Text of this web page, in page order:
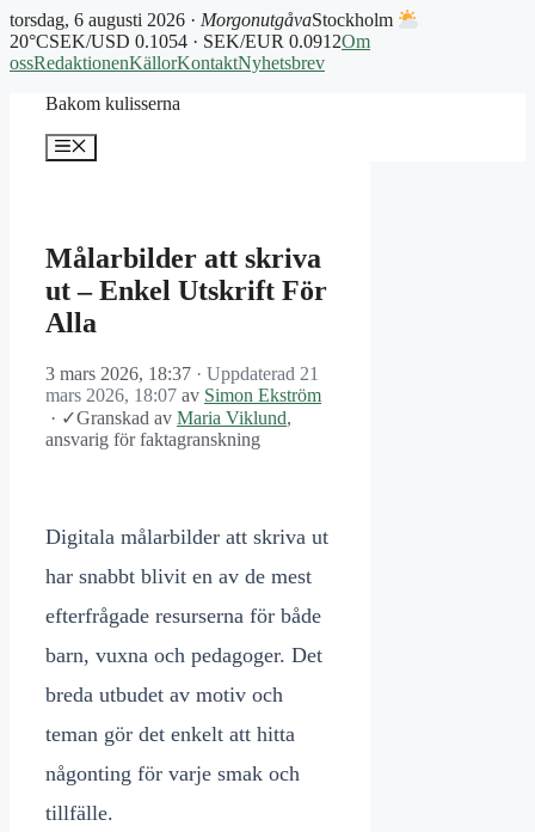
torsdag, 6 augusti 2026 · MorgonutgåvaStockholm
20°CSEK/USD 0.1054 · SEK/EUR 0.0912Om
ossRedaktionenKällorKontaktNyhetsbrev
Bakom kulisserna
Meny
Målarbilder att skriva
ut – Enkel Utskrift För
Alla
3 mars 2026, 18:37 · Uppdaterad 21
mars 2026, 18:07 av Simon Ekström
· ✓Granskad av Maria Viklund,
ansvarig för faktagranskning
Digitala målarbilder att skriva ut
har snabbt blivit en av de mest
efterfrågade resurserna för både
barn, vuxna och pedagoger. Det
breda utbudet av motiv och
teman gör det enkelt att hitta
någonting för varje smak och
tillfälle.